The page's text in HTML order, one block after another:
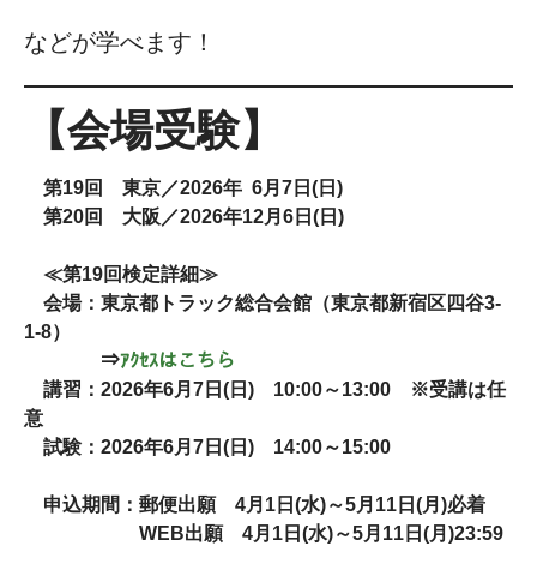
などが学べます！
【会場受験】
第19回 東京／2026年6月7 日( 日)
第20回 大阪／2026年12月6 日( 日)
≪第19回検定詳細≫
会場：東京都トラック総合会館（東京都新宿区四谷3-
1-8）
⇒ｱｸｾｽはこちら
講習：2026年6月7 日( 日) 10:00～13:00 ※受講は任
意
試験：2026年6月7 日( 日) 14:00～15:00
申込期間：郵便出願4月 1 日(水)～5月 11 日(月)必着
WEB出願4月 1 日(水)～5月 11 日(月)23:59